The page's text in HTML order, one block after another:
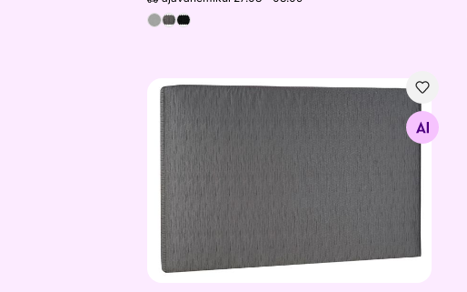
Hypnos mööblikangaga voodipeats Standard
Otsi sarnaseid